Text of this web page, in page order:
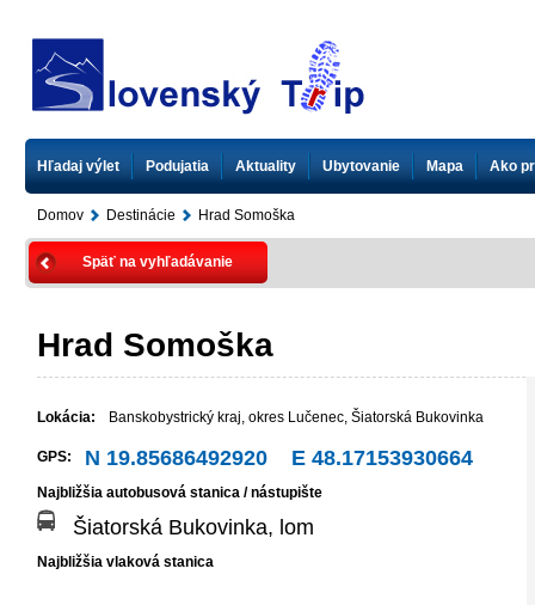
Hľadaj výlet Podujatia Aktuality Ubytovanie Mapa Ako
Domov Destinácie Hrad Somoška
Späť na vyhľadávanie
Hrad Somoška
Lokácia: Banskobystrický kraj okres Lučenec Šiatorská Bukovinka
GPS: N 19.85686492920 E 48.17153930664
Najbližšia autobusová stanica / nástupište
Šiatorská Bukovinka, lom
Najbližšia vlaková stanica